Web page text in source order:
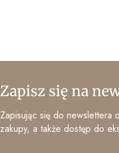
Zapisz się na
Zapisując się do newslettera
zakupy, a także dostęp do